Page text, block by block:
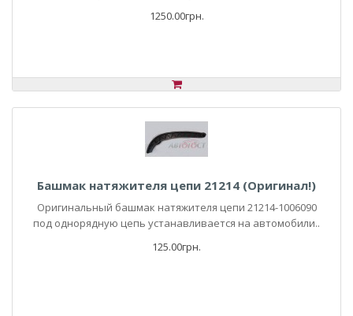
1250.00грн.
Башмак натяжителя цепи 21214 (Оригинал!)
Оригинальный башмак натяжителя цепи 21214-1006090
под однорядную цепь устанавливается на автомобили..
125.00грн.